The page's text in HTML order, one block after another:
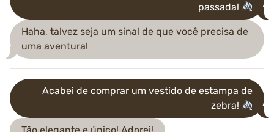
passada!
Haha, talvez seja um sinal de que você precisa de
uma aventura!
Acabei de comprar um vestido de estampa de
zebra!